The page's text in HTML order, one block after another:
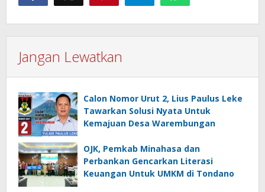
Jangan Lewatkan
Calon Nomor Urut 2, Lius Paulus Leke
Tawarkan Solusi Nyata Untuk
Kemajuan Desa Warembungan
OJK, Pemkab Minahasa dan
Perbankan Gencarkan Literasi
Keuangan Untuk UMKM di Tondano